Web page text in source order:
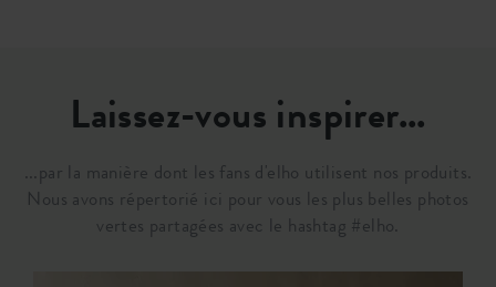
Laissez-vous inspirer...
...par la manière dont les fans d'elho utilisent nos produits.
Nous avons répertorié ici pour vous les plus belles photos
vertes partagées avec le hashtag #elho.